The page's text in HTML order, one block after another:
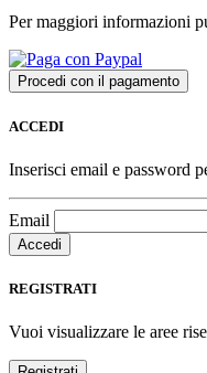
Per maggiori informazioni
ACCEDI
Inserisci email e password
Email
REGISTRATI
Vuoi visualizzare le aree